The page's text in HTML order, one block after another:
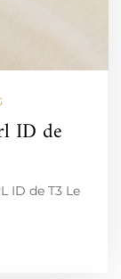
ID de
ID de T3 Le